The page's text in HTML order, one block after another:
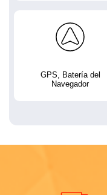
GPS, Batería del
Navegador